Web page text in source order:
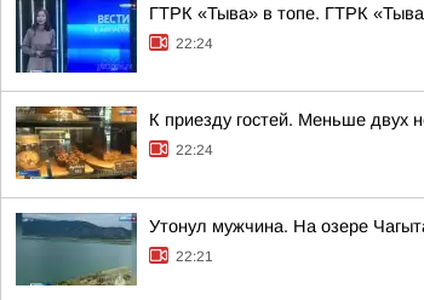
ГТРК «Тыва» в топе. ГТРК
22:24
К приезду гостей. Меньше двух
22:24
Утонул мужчина. На озере
22:21